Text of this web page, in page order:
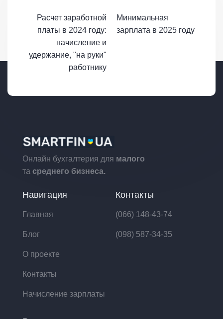
Расчет заработной
платы в 2024 году:
начисление и
удержание, "на руки"
работнику
Минимальная
зарплата в 2025 году
Онлайн бухгалтерия для малого
та среднего бизнеса.
Навигация
Главная
Блог
О проекте
Контакты
Начисление зарплаты
Контакты
(066) 148-43-74
(098) 587-34-35